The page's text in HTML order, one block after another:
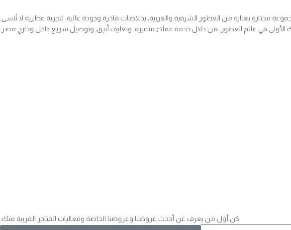
بعناية من العطور الشرقية والغربية، بخلاصات فاخرة وجودة عالية، لتجربة عطرية لا تُنسى.
في عالم العطور، من خلال خدمة عملاء متميزة، وتغليف أنيق، وتوصيل سريع داخل وخارج مصر.
كن أول من يعرف عن أحدث عروضنا وعروضنا الخاصة وفعاليات المتاجر القريبة منك.